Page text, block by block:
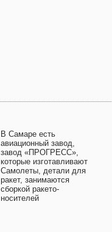
В Самаре есть
авиационный завод,
завод «ПРОГРЕСС»,
которые изготавливают
Самолеты, детали для
ракет, занимаются
сборкой ракето-
носителей